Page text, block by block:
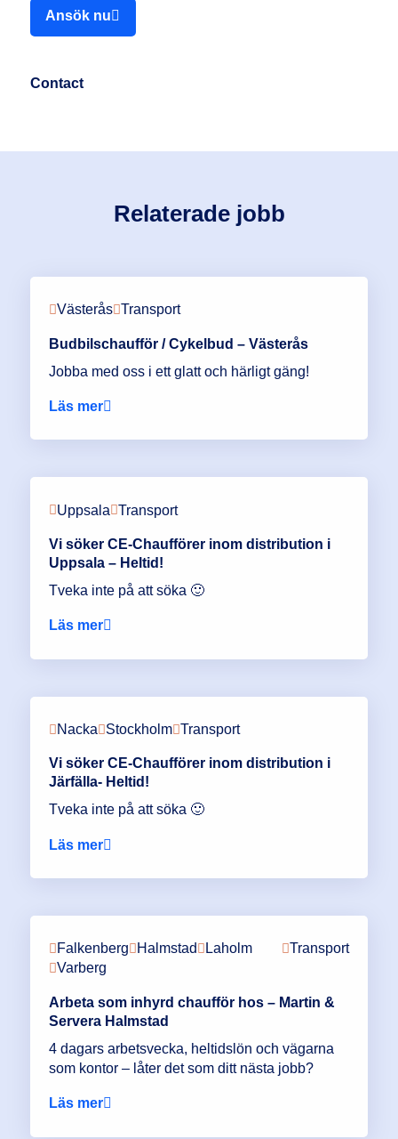
Ansök nu
Contact
Relaterade jobb
Transport
Västerås
Budbilschaufför / Cykelbud – Västerås
Jobba med oss i ett glatt och härligt gäng!
Läs mer
Transport
Uppsala
Vi söker CE-Chaufförer inom distribution i
Uppsala – Heltid!
Tveka inte på att söka 🙂
Läs mer
Transport
Nacka Stockholm
Vi söker CE-Chaufförer inom distribution i
Järfälla- Heltid!
Tveka inte på att söka 🙂
Läs mer
Transport
Falkenberg Halmstad
Laholm
Varberg
Arbeta som inhyrd chaufför hos – Martin &
Servera Halmstad
4 dagars arbetsvecka, heltidslön och vägarna
som kontor – låter det som ditt nästa jobb?
Läs mer